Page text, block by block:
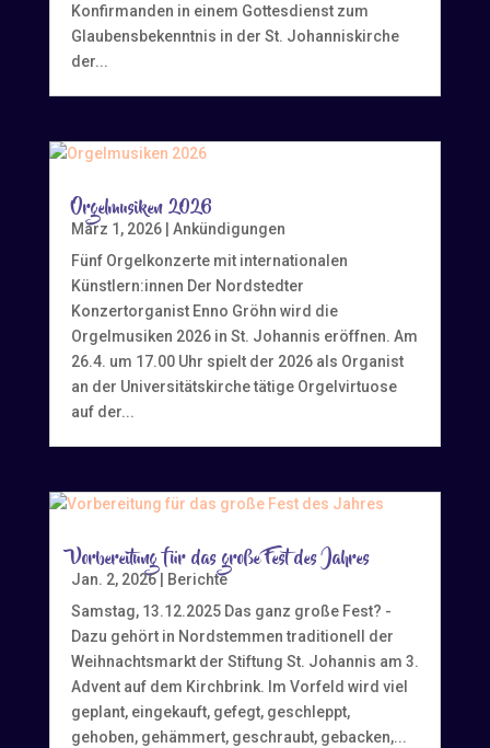
Konfirmanden in einem Gottesdienst zum
Glaubensbekenntnis in der St. Johanniskirche
der...
Orgelmusiken 2026
März 1, 2026| Ankündigungen
Fünf Orgelkonzerte mit internationalen
Künstlern:innen Der Nordstedter
Konzertorganist Enno Gröhn wird die
Orgelmusiken 2026 in St. Johannis eröffnen. Am
26.4. um 17.00 Uhr spielt der 2026 als Organist
an der Universitätskirche tätige Orgelvirtuose
auf der...
Vorbereitung für das große Fest des Jahres
Jan. 2, 2026|
Berichte
Samstag, 13.12.2025 Das ganz große Fest? -
Dazu gehört in Nordstemmen traditionell der
Weihnachtsmarkt der Stiftung St. Johannis am 3.
Advent auf dem Kirchbrink. Im Vorfeld wird viel
geplant, eingekauft, gefegt, geschleppt,
gehoben, gehämmert, geschraubt, gebacken,...